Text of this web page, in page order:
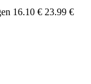
16.10 € 23.99 €